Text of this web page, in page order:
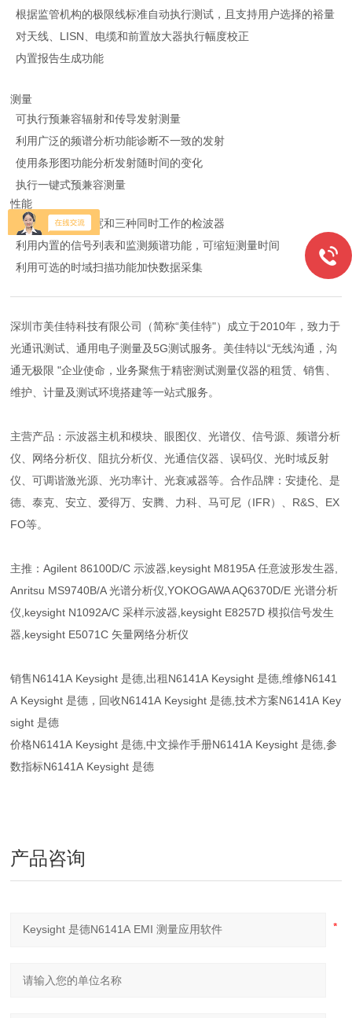
根据监管机构的极限线标准自动执行测试，且支持用户选择的裕量
对天线、LISN、电缆和前置放大器执行幅度校正
内置报告生成功能
测量
可执行预兼容辐射和传导发射测量
利用广泛的频谱分析功能诊断不一致的发射
使用条形图功能分析发射随时间的变化
执行一键式预兼容测量
性能
显示对数频率扫宽和三种同时工作的检波器
利用内置的信号列表和监测频谱功能，可缩短测量时间
利用可选的时域扫描功能加快数据采集
深圳市美佳特科技有限公司（简称“美佳特"）成立于2010年，致力于
光通讯测试、通用电子测量及5G测试服务。美佳特以“无线沟通，沟
通无极限 "企业使命，业务聚焦于精密测试测量仪器的租赁、销售、
维护、计量及测试环境搭建等一站式服务。
主营产品：示波器主机和模块、眼图仪、光谱仪、信号源、频谱分析
仪、网络分析仪、阻抗分析仪、光通信仪器、误码仪、光时域反射
仪、可调谐激光源、光功率计、光衰减器等。合作品牌：安捷伦、是
德、泰克、安立、爱得万、安腾、力科、马可尼（IFR）、R&S、EX
FO等。
主推：Agilent 86100D/C 示波器,keysight M8195A 任意波形发生器,
Anritsu MS9740B/A 光谱分析仪,YOKOGAWA AQ6370D/E 光谱分析
仪,keysight N1092A/C 采样示波器,keysight E8257D 模拟信号发生
器,keysight E5071C 矢量网络分析仪
销售N6141A Keysight 是德,出租N6141A Keysight 是德,维修N6141
A Keysight 是德，回收N6141A Keysight 是德,技术方案N6141A Key
sight 是德
价格N6141A Keysight 是德,中文操作手册N6141A Keysight 是德,参
数指标N6141A Keysight 是德
产品咨询